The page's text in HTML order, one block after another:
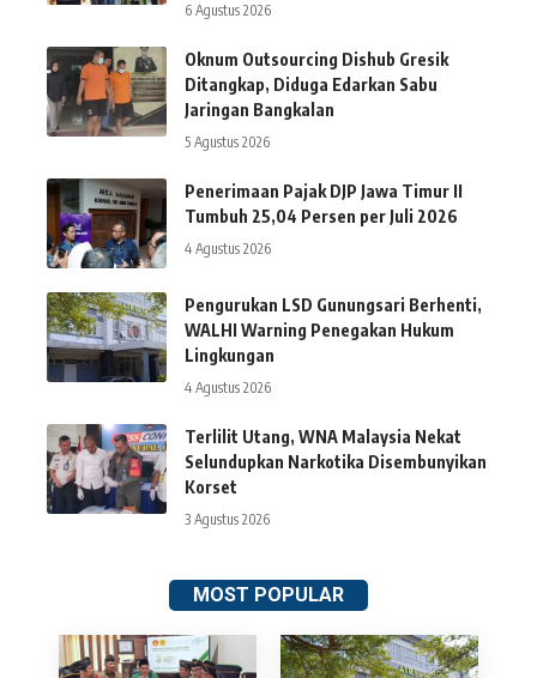
6 Agustus 2026
Oknum Outsourcing Dishub Gresik
Ditangkap, Diduga Edarkan Sabu
Jaringan Bangkalan
5 Agustus 2026
Penerimaan Pajak DJP Jawa Timur II
Tumbuh 25,04 Persen per Juli 2026
4 Agustus 2026
Pengurukan LSD Gunungsari Berhenti,
WALHI Warning Penegakan Hukum
Lingkungan
4 Agustus 2026
Terlilit Utang, WNA Malaysia Nekat
Selundupkan Narkotika Disembunyikan
Korset
3 Agustus 2026
MOST POPULAR